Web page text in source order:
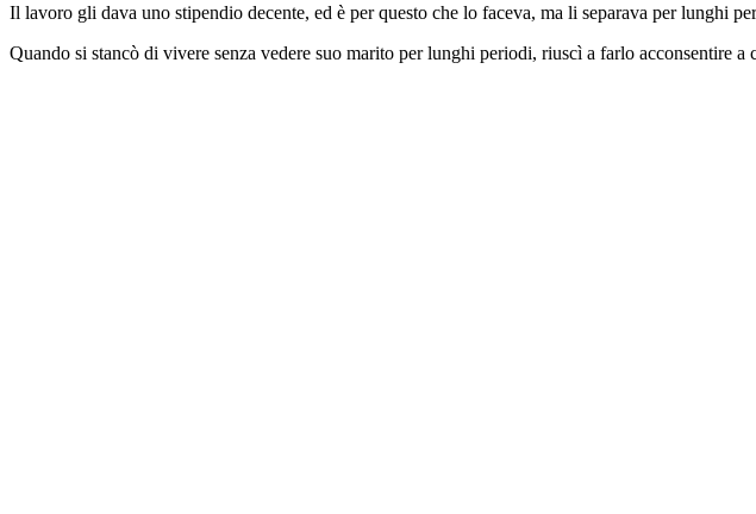
Il lavoro gli dava uno stipendio decente, ed è per questo che lo faceva, ma li separava per lunghi
Quando si stancò di vivere senza vedere suo marito per lunghi periodi, riuscì a farlo acconsentire a